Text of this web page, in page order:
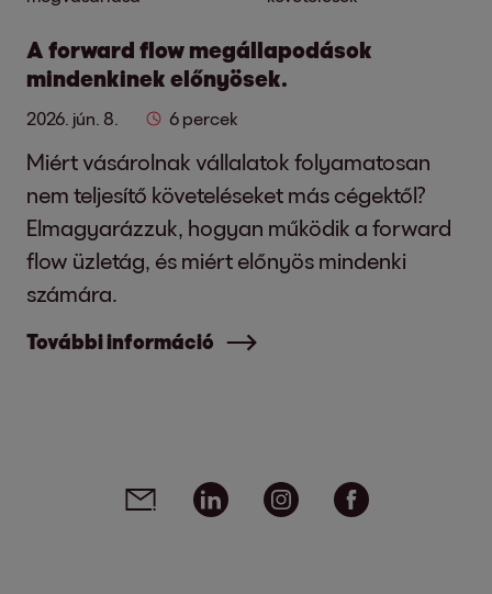
A forward flow megállapodások
mindenkinek előnyösek.
2026. jún. 8. 6 percek
Miért vásárolnak vállalatok folyamatosan
nem teljesítő követeléseket más cégektől?
Elmagyarázzuk, hogyan működik a forward
flow üzletág, és miért előnyös mindenki
számára.
További információ
Social media links - share article
Email Linkedin Instagram